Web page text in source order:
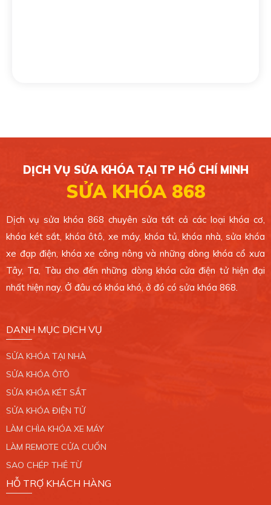
Môn. TP.HCM.
0389 099 868
CHI NHÁNH 6
4 Ông Ích Khiêm, Phường 14, Quận 11. TP.HCM.
0389 099 868
CHI NHÁNH 7
765/2 Trần Xuân Soạn, Phường Tân Hưng, Quận
7. TP.HCM.
0389 099 868
Xem bản đồ
CHI NHÁNH 8
34/6 Liên Khu 4 - 5, Phường Bình Hưng Hòa B,
Quận Bình Tân. TP.HCM.
DỊCH VỤ SỬA KHÓA TẠI TP HỒ CHÍ MINH
SỬA KHÓA 868
Dịch vụ sửa khóa 868 chuyên sửa tất cả các loại khóa cơ,
khóa két sắt, khóa ôtô, xe máy, khóa tủ, khóa nhà, sửa khóa
xe đạp điện, khóa xe công nông và những dòng khóa cổ xưa
Tây, Ta, Tàu cho đến những dòng khóa cửa điện tử hiện đại
nhất hiện nay. Ở đâu có khóa khó, ở đó có sửa khóa 868.
DANH MỤC DỊCH VỤ
SỬA KHÓA TẠI NHÀ
SỬA KHÓA ÔTÔ
SỬA KHÓA KÉT SẮT
SỬA KHÓA ĐIỆN TỬ
LÀM CHÌA KHÓA XE MÁY
LÀM REMOTE CỬA CUỐN
SAO CHÉP THẺ TỪ
HỖ TRỢ KHÁCH HÀNG